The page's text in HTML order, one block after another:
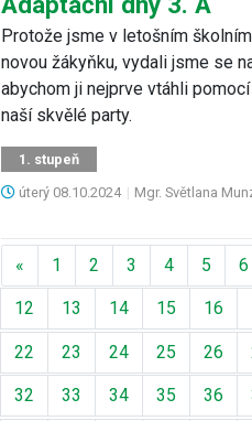
Protože jsme v letošním
novou žákyňku, vydali jsme se
abychom ji nejprve vtáhli
naší skvělé party.
1. stupeň
úterý 08.10.2024 | Mgr. Světlana
« Předchozí
1 2 3 4 5 6
12 13 14 15 16
22 23 24 25 26
32 33 34 35 36